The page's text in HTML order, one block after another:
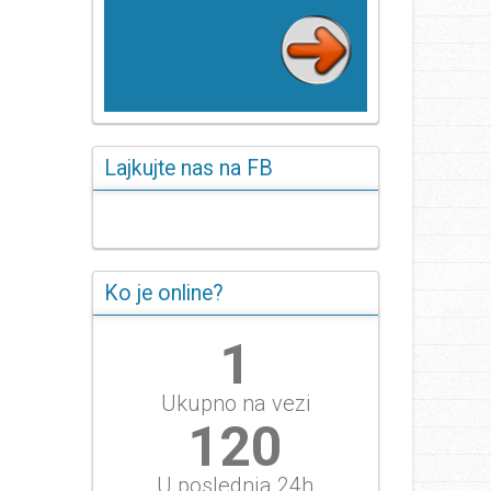
Lajkujte nas na FB
Ko je online?
1
Ukupno na vezi
120
U poslednja 24h